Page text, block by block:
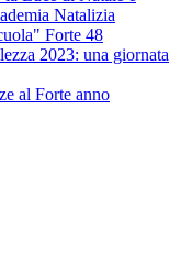
Natalizia
Forte 48
2023: una giornata
al Forte anno